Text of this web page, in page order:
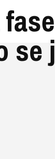
se